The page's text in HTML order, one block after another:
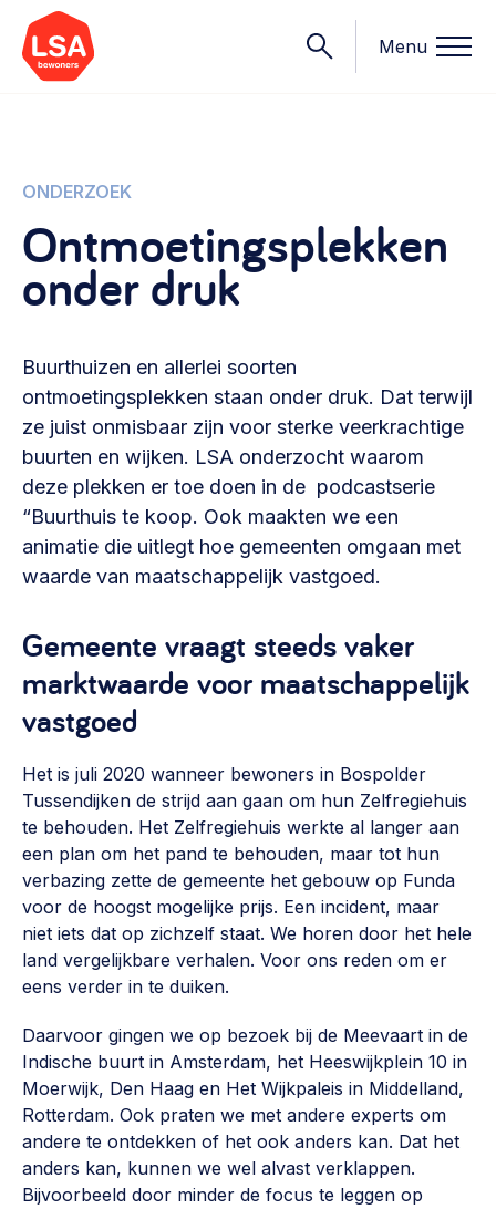
Menu
Onderwerpen
Starten van een initiatief
Rechtsvormen, positionering, organisatiemodellen >
Financieringsvormen, administratie, begroting en omzet >
Organisatie en beheer
Bestuur, horeca, evenementen, verhuur en communicatie >
Vrijwilligers en medewerkers
Werving, contracten en vergoedingen, betaalde krachten
Huren of kopen, maatschappelijk vastgoed,
Sociaal ondernemen
Bewonersbedrijf starten, ondernemingsplan maken >
Buurtbewoners verbinden
Community building en ABCD, welkomstcultuur >
Zorgzame gemeenschappen
Betrokken buurten, contact stimuleren, netwerken
uitbreiden >
Wijkaanpak
Weerbare gemeenschappen
Voorbereiden op crisis, noodsteunpunten,
ontmoetingsplekken >
Buurtenergie
Energiecollectieven, buurt vergroenen, SDG >
Wat we doen
Contact
Nieuws
Opinie
Lid worden
Vraag stellen
info@lsabewoners.nl
ONDERZOEK
Ontmoetingsplekken
onder druk
Buurthuizen en allerlei soorten
ontmoetingsplekken staan onder druk. Dat terwijl
ze juist onmisbaar zijn voor sterke veerkrachtige
buurten en wijken. LSA onderzocht waarom
deze plekken er toe doen in de podcastserie
“Buurthuis te koop. Ook maakten we een
animatie die uitlegt hoe gemeenten omgaan met
waarde van maatschappelijk vastgoed.
Gemeente vraagt steeds vaker
marktwaarde voor maatschappelijk
vastgoed
Het is juli 2020 wanneer bewoners in Bospolder
Tussendijken de strijd aan gaan om hun Zelfregiehuis
te behouden. Het Zelfregiehuis werkte al langer aan
een plan om het pand te behouden, maar tot hun
verbazing zette de gemeente het gebouw op Funda
voor de hoogst mogelijke prijs. Een incident, maar
niet iets dat op zichzelf staat. We horen door het hele
land vergelijkbare verhalen. Voor ons reden om er
eens verder in te duiken.
Daarvoor gingen we op bezoek bij de Meevaart in de
Indische buurt in Amsterdam, het Heeswijkplein 10 in
Moerwijk, Den Haag en Het Wijkpaleis in Middelland,
Rotterdam. Ook praten we met andere experts om
andere te ontdekken of het ook anders kan. Dat het
anders kan, kunnen we wel alvast verklappen.
Bijvoorbeeld door minder de focus te leggen op